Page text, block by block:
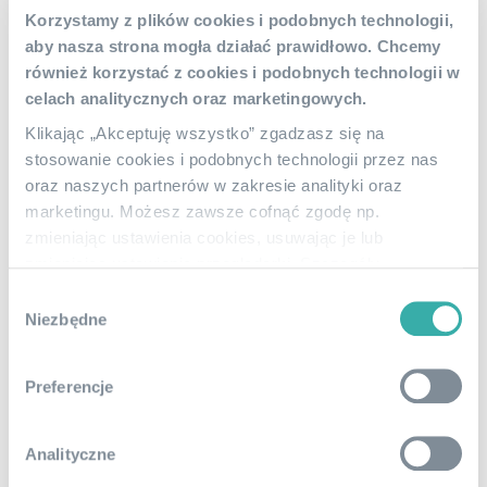
Korzystamy z plików cookies i podobnych technologii,
aby nasza strona mogła działać prawidłowo. Chcemy
również korzystać z cookies i podobnych technologii w
celach analitycznych oraz marketingowych.
Klikając „Akceptuję wszystko” zgadzasz się na
stosowanie cookies i podobnych technologii przez nas
oraz naszych partnerów w zakresie analityki oraz
marketingu. Możesz zawsze cofnąć zgodę np.
znajdziesz w
zgody
Niezbędne
Preferencje
Analityczne
Kadry i płace dla firm z Zielonej Góry
Obsługujemy przedsiębiorstwa zatrudniające
pracowników, które szukają profesjonalnego wsparcia w
zakresie kadr i płac. Biuro rachunkowe Open Profit
obsługuje klientów z Zielonej Góry w następujących
sprawach: wybór formy zatrudnienia pracowników,
prowadzenie elektronicznych teczek osobowych,
Księgowość online w Zielonej Górze – dlaczego
przedsiębiorców decyduje się na księgowość online.